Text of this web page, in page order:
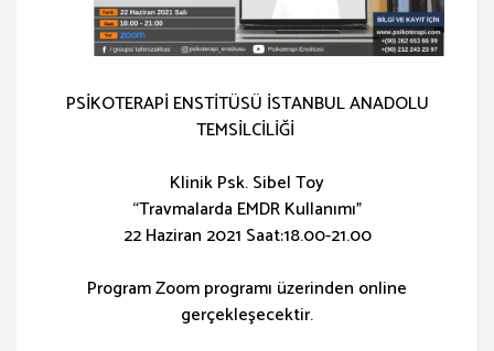
PSİKOTERAPİ ENSTİTÜSÜ İSTANBUL ANADOLU
TEMSİLCİLİĞİ
Klinik Psk. Sibel Toy
“Travmalarda EMDR Kullanımı”
22 Haziran 2021 Saat:18.00-21.00
Program Zoom programı üzerinden online
gerçekleşecektir.